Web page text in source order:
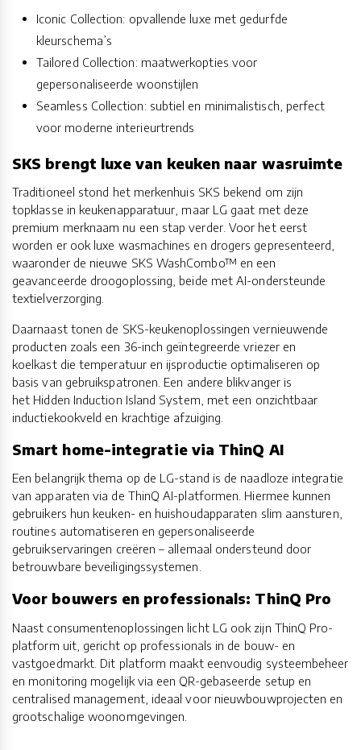
Iconic Collection: opvallende luxe met gedurfde
kleurschema’s
Tailored Collection: maatwerkopties voor
gepersonaliseerde woonstijlen
Seamless Collection: subtiel en minimalistisch, perfect
voor moderne interieurtrends
SKS brengt luxe van keuken naar wasruimte
Traditioneel stond het merkenhuis SKS bekend om zijn
topklasse in keukenapparatuur, maar LG gaat met deze
premium merknaam nu een stap verder. Voor het eerst
worden er ook luxe wasmachines en drogers gepresenteerd,
waaronder de nieuwe SKS WashCombo™ en een
geavanceerde droogoplossing, beide met AI-ondersteunde
textielverzorging.
Daarnaast tonen de SKS-keukenoplossingen vernieuwende
producten zoals een 36-inch geïntegreerde vriezer en
koelkast die temperatuur en ijsproductie optimaliseren op
basis van gebruikspatronen. Een andere blikvanger is
het Hidden Induction Island System, met een onzichtbaar
inductiekookveld en krachtige afzuiging.
Smart home-integratie via ThinQ AI
Een belangrijk thema op de LG-stand is de naadloze integratie
van apparaten via de ThinQ AI-platformen. Hiermee kunnen
gebruikers hun keuken- en huishoudapparaten slim aansturen,
routines automatiseren en gepersonaliseerde
gebruikservaringen creëren – allemaal ondersteund door
betrouwbare beveiligingssystemen.
Voor bouwers en professionals: ThinQ Pro
Naast consumentenoplossingen licht LG ook zijn ThinQ Pro-
platform uit, gericht op professionals in de bouw- en
vastgoedmarkt. Dit platform maakt eenvoudig systeembeheer
en monitoring mogelijk via een QR-gebaseerde setup en
centralised management, ideaal voor nieuwbouwprojecten en
grootschalige woonomgevingen.